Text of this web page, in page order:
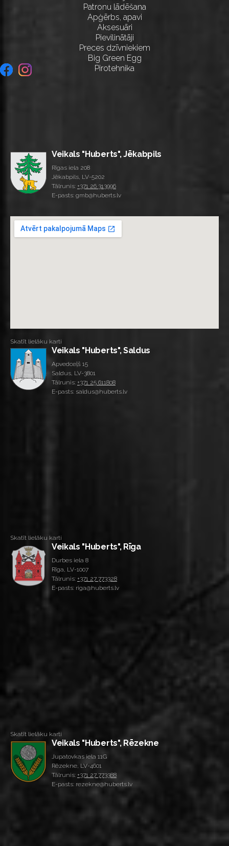
Patronu lādēšana
Apģērbs, apavi
Aksesuāri
Pievilinātāji
Preces dzīvniekiem
Big Green Egg
Pirotehnika
Veikals "Huberts", Jēkabpils
Rīgas iela 208
Jēkabpils, LV-5202
Tālrunis: +371 26 313996
E-pasts: gmb@huberts.lv
Skatīt lielāku karti
Veikals "Huberts", Saldus
Apvedceļš 15
Saldus, LV-3801
Tālrunis: +371 25 611808
E-pasts: saldus@huberts.lv
Skatīt lielāku karti
Veikals "Huberts", Rīga
Durbes iela 8
Rīga, LV-1007
Tālrunis: +371 27 773328
E-pasts: riga@huberts.lv
Skatīt lielāku karti
Veikals "Huberts", Rēzekne
Jupatovkas iela 11G
Rēzekne, LV-4601
Tālrunis: +371 27 773388
E-pasts: rezekne@huberts.lv